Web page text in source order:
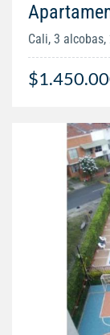
Cali, 3